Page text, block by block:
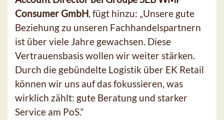
Consumer GmbH, fügt hinzu: „Unsere gute
Beziehung zu unseren Fachhandelspartnern
ist über viele Jahre gewachsen. Diese
Vertrauensbasis wollen wir weiter stärken.
Durch die gebündelte Logistik über EK Retail
können wir uns auf das fokussieren, was
wirklich zählt: gute Beratung und starker
Service am PoS.“